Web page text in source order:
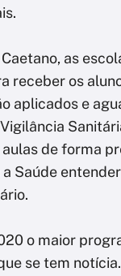
as
receber os
aplicados e
de forma
Saúde
o maior
se tem